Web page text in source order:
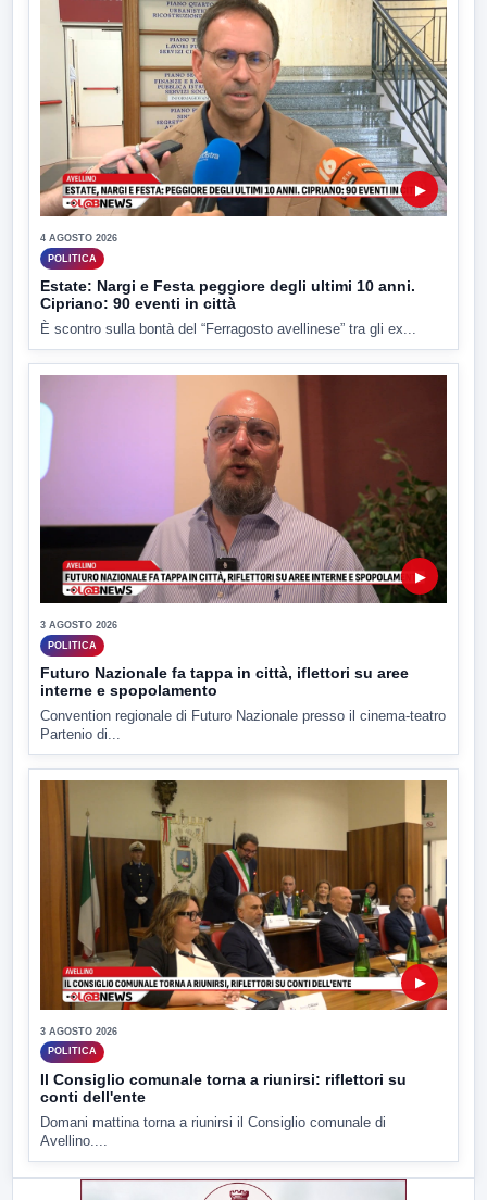
▶
4 AGOSTO 2026
POLITICA
Estate: Nargi e Festa peggiore degli ultimi 10 anni.
Cipriano: 90 eventi in città
È scontro sulla bontà del “Ferragosto avellinese” tra gli ex...
▶
3 AGOSTO 2026
POLITICA
Futuro Nazionale fa tappa in città, iflettori su aree
interne e spopolamento
Convention regionale di Futuro Nazionale presso il cinema-teatro
Partenio di...
▶
3 AGOSTO 2026
POLITICA
Il Consiglio comunale torna a riunirsi: riflettori su
conti dell'ente
Domani mattina torna a riunirsi il Consiglio comunale di
Avellino....